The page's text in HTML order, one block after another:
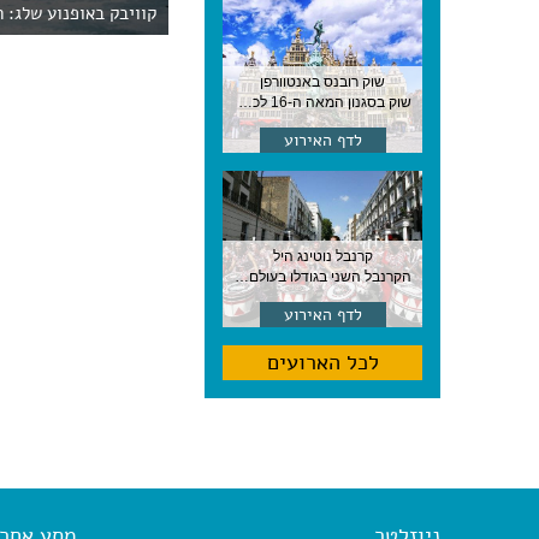
שוק רובנס באנטוורפן
שוק בסגנון המאה ה-16 לכבודו של הצייר המפורסם, בן העיר, נערך ב-15 באוגוסט באנטוורפן
לדף האירוע
קרנבל נוטינג היל
הקרנבל השני בגודלו בעולם, עם מוזיקה, תהלוכות ותחפושות. לונדון
לדף האירוע
לכל הארועים
קוויבק באופנוע שלג: